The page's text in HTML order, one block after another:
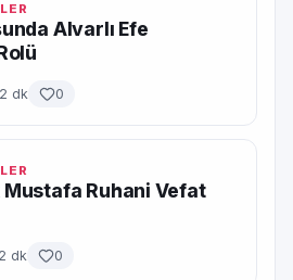
Alvarlı Efe
2 dk 0
Mustafa Ruhani Vefat
2 dk 0